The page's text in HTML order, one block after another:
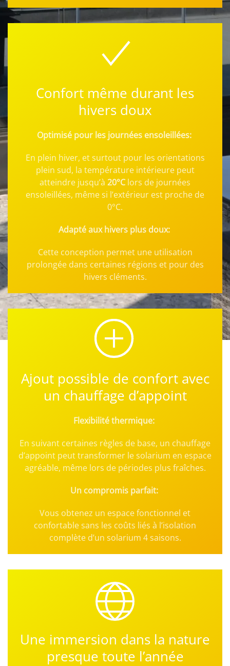
Confort même durant les
hivers doux
Optimisé pour les journées ensoleillées:
En plein hiver, et surtout pour les orientations
plein sud, la température intérieure peut
atteindre jusqu’à 20°C lors de journées
ensoleillées, même si l’extérieur est proche de
0°C.
Adapté aux hivers plus doux:
Cette conception permet une utilisation
prolongée dans certaines régions et pour des
hivers cléments.
Ajout possible de confort avec
un chauffage d’appoint
Flexibilité thermique:
En suivant certaines règles de base, un chauffage
d’appoint peut transformer le solarium en espace
agréable, même lors de périodes plus fraîches.
Un compromis parfait:
Vous obtenez un espace fonctionnel et
confortable sans les coûts liés à l’isolation
complète d’un solarium 4 saisons.
Une immersion dans la nature
presque toute l’année